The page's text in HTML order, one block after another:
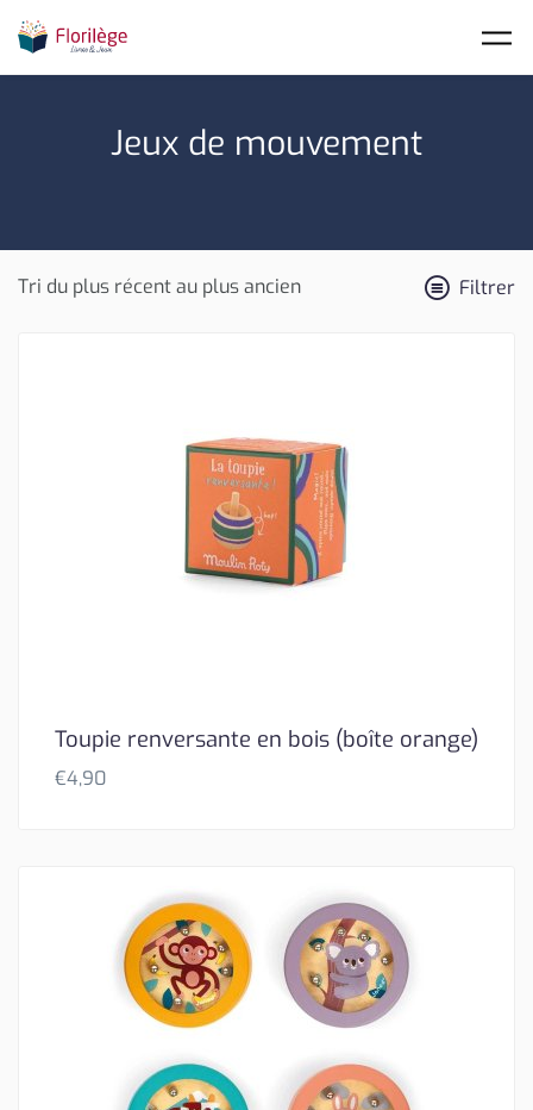
Jeux de mouvement
Filtrer
Toupie renversante en bois (boîte orange)
€4,90